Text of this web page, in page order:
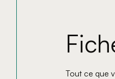
Tout ce que